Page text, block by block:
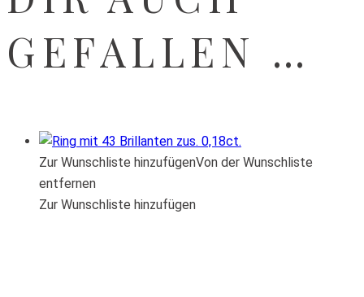
GEFALLEN …
Zur Wunschliste hinzufügenVon der Wunschliste
entfernen
Zur Wunschliste hinzufügen